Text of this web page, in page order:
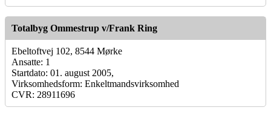
Totalbyg Ommestrup v/Frank Ring
Ebeltoftvej 102, 8544 Mørke
Ansatte: 1
Startdato: 01. august 2005,
Virksomhedsform: Enkeltmandsvirksomhed
CVR: 28911696